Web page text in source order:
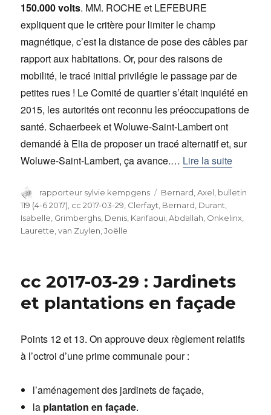
150.000 volts. MM. ROCHE et LEFEBURE
expliquent que le critère pour limiter le champ
magnétique, c’est la distance de pose des câbles par
rapport aux habitations. Or, pour des raisons de
mobilité, le tracé initial privilégie le passage par de
petites rues ! Le Comité de quartier s’était inquiété en
2015, les autorités ont reconnu les préoccupations de
santé. Schaerbeek et Woluwe-Saint-Lambert ont
demandé à Elia de proposer un tracé alternatif et, sur
Woluwe-Saint-Lambert, ça avance.… Lire la suite
Auteur
rapporteur sylvie kempgens Catégories
Bernard, Axel bulletin
119 (4-6 2017) cc 2017-03-29 Clerfayt, Bernard Durant,
Isabelle Grimberghs, Denis Kanfaoui, Abdallah Onkelinx,
Laurette ,van Zuylen, Joëlle
cc 2017-03-29 : Jardinets
et plantations en façade
Points 12 et 13. On approuve deux règlement relatifs
à l’octroi d’une prime communale pour :
l’aménagement des jardinets de façade,
la plantation en façade.